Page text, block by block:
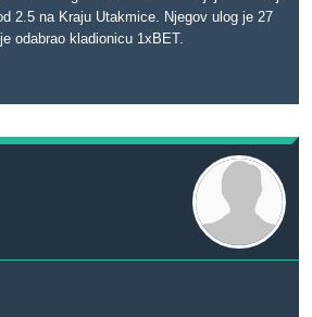
2.5 na Kraju Utakmice. Njegov ulog je 27
odabrao kladionicu 1xBET.